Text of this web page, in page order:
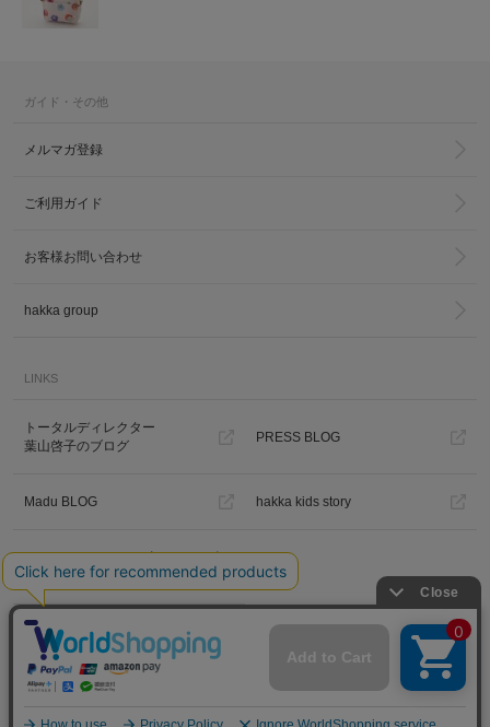
ガイド・その他
メルマガ登録
ご利用ガイド
お客様お問い合わせ
hakka group
LINKS
トータルディレクター
葉山啓子のブログ
PRESS BLOG
Madu BLOG hakka kids story
Hakka Online Shopギフトラッピ
ング
プライバシーポリシー